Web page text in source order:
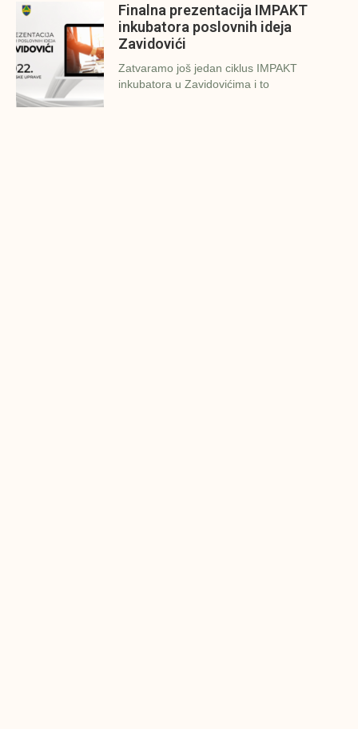
Finalna prezentacija IMPAKT
inkubatora poslovnih ideja
Zavidovići
Zatvaramo još jedan ciklus IMPAKT
inkubatora u Zavidovićima i to